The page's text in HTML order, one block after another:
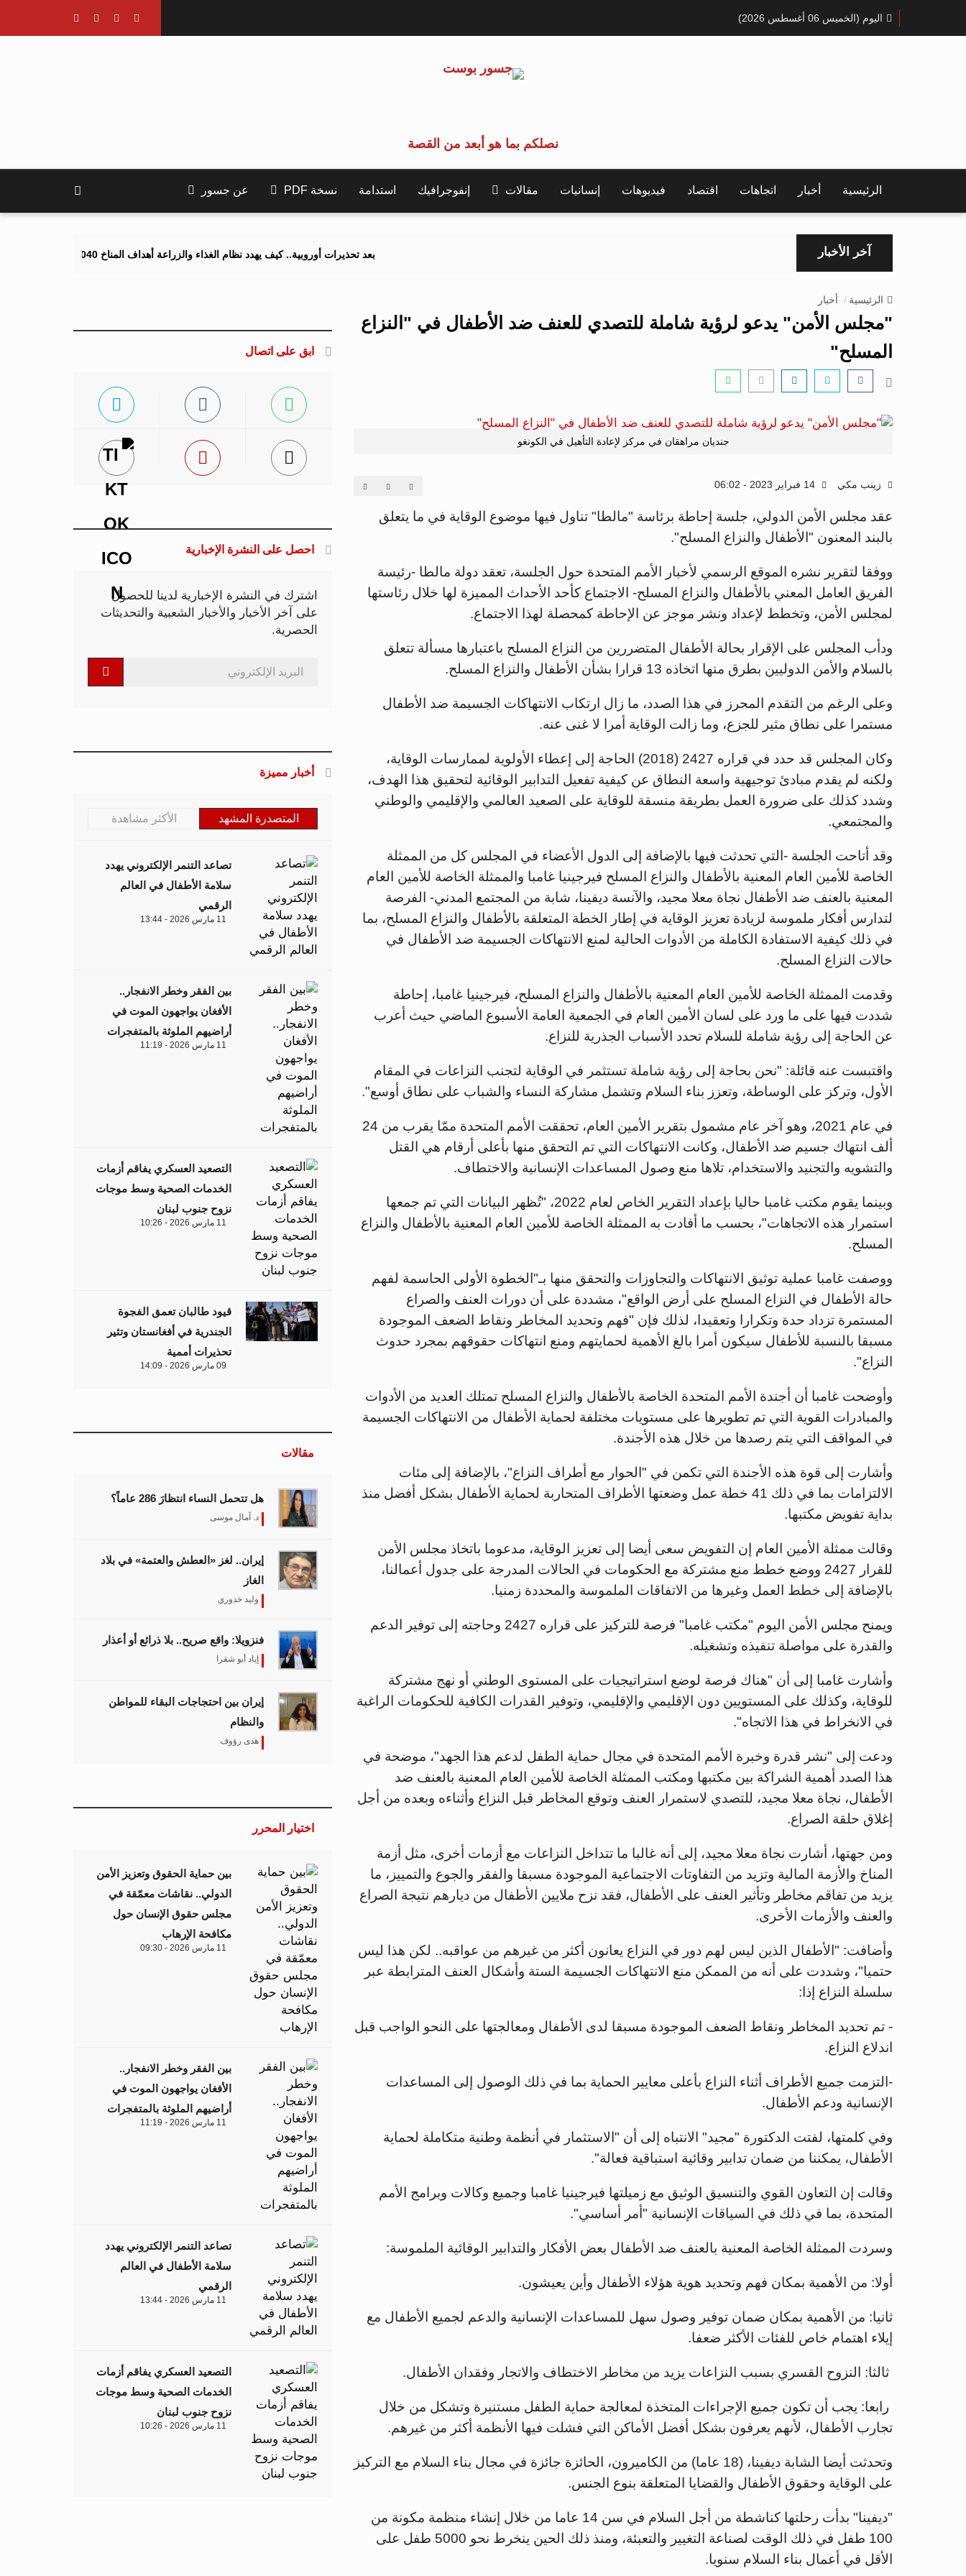
اليوم (الخميس 06 أغسطس 2026)
نصلكم بما هو أبعد من القصة
الرئيسية أخبار اتجاهات اقتصاد فيديوهات إنسانيات مقالات إنفوجرافيك استدامة نسخة PDF عن جسور
آخر الأخبار بعد تحذيرات أوروبية.. كيف يهدد نظام الغذاء والزراعة أهداف المناخ 2040 و2050؟
الرئيسية أخبار
"مجلس الأمن" يدعو لرؤية شاملة للتصدي للعنف ضد الأطفال في "النزاع
المسلح"
جنديان مراهقان في مركز لإعادة التأهيل في الكونغو
زينب مكي
عقد مجلس الأمن الدولي، جلسة إحاطة برئاسة "مالطا" تناول فيها موضوع الوقاية في ما يتعلق
بالبند المعنون "الأطفال والنزاع المسلح".
ووفقا لتقرير نشره الموقع الرسمي لأخبار الأمم المتحدة حول الجلسة، تعقد دولة مالطا -رئيسة
الفريق العامل المعني بالأطفال والنزاع المسلح- الاجتماع كأحد الأحداث المميزة لها خلال رئاستها
لمجلس الأمن، وتخطط لإعداد ونشر موجز عن الإحاطة كمحصلة لهذا الاجتماع.
ودأب المجلس على الإقرار بحالة الأطفال المتضررين من النزاع المسلح باعتبارها مسألة تتعلق
بالسلام والأمن الدوليين بطرق منها اتخاذه 13 قرارا بشأن الأطفال والنزاع المسلح.
وعلى الرغم من التقدم المحرز في هذا الصدد، ما زال ارتكاب الانتهاكات الجسيمة ضد الأطفال
مستمرا على نطاق مثير للجزع، وما زالت الوقاية أمرا لا غنى عنه.
وكان المجلس قد حدد في قراره 2427 (2018) الحاجة إلى إعطاء الأولوية لممارسات الوقاية،
ولكنه لم يقدم مبادئ توجيهية واسعة النطاق عن كيفية تفعيل التدابير الوقائية لتحقيق هذا الهدف،
وشدد كذلك على ضرورة العمل بطريقة منسقة للوقاية على الصعيد العالمي والإقليمي والوطني
والمجتمعي.
وقد أتاحت الجلسة -التي تحدثت فيها بالإضافة إلى الدول الأعضاء في المجلس كل من الممثلة
الخاصة للأمين العام المعنية بالأطفال والنزاع المسلح فيرجينيا غامبا والممثلة الخاصة للأمين العام
المعنية بالعنف ضد الأطفال نجاة معلا مجيد، والآنسة ديفينا، شابة من المجتمع المدني- الفرصة
لتدارس أفكار ملموسة لزيادة تعزيز الوقاية في إطار الخطة المتعلقة بالأطفال والنزاع المسلح، بما
في ذلك كيفية الاستفادة الكاملة من الأدوات الحالية لمنع الانتهاكات الجسيمة ضد الأطفال في
حالات النزاع المسلح.
وقدمت الممثلة الخاصة للأمين العام المعنية بالأطفال والنزاع المسلح، فيرجينيا غامبا، إحاطة
شددت فيها على ما ورد على لسان الأمين العام في الجمعية العامة الأسبوع الماضي حيث أعرب
عن الحاجة إلى رؤية شاملة للسلام تحدد الأسباب الجذرية للنزاع.
واقتبست عنه قائلة: "نحن بحاجة إلى رؤية شاملة تستثمر في الوقاية لتجنب النزاعات في المقام
الأول، وتركز على الوساطة، وتعزز بناء السلام وتشمل مشاركة النساء والشباب على نطاق أوسع".
في عام 2021، وهو آخر عام مشمول بتقرير الأمين العام، تحققت الأمم المتحدة ممّا يقرب من 24
ألف انتهاك جسيم ضد الأطفال، وكانت الانتهاكات التي تم التحقق منها بأعلى أرقام هي القتل
والتشويه والتجنيد والاستخدام، تلاها منع وصول المساعدات الإنسانية والاختطاف.
وبينما يقوم مكتب غامبا حاليا بإعداد التقرير الخاص لعام 2022، "تُظهر البيانات التي تم جمعها
استمرار هذه الاتجاهات"، بحسب ما أفادت به الممثلة الخاصة للأمين العام المعنية بالأطفال والنزاع
المسلح.
ووصفت غامبا عملية توثيق الانتهاكات والتجاوزات والتحقق منها بـ"الخطوة الأولى الحاسمة لفهم
حالة الأطفال في النزاع المسلح على أرض الواقع"، مشددة على أن دورات العنف والصراع
المستمرة تزداد حدة وتكرارا وتعقيدا، لذلك فإن "فهم وتحديد المخاطر ونقاط الضعف الموجودة
مسبقا بالنسبة للأطفال سيكون أمرا بالغ الأهمية لحمايتهم ومنع انتهاكات حقوقهم بمجرد حدوث
النزاع".
وأوضحت غامبا أن أجندة الأمم المتحدة الخاصة بالأطفال والنزاع المسلح تمتلك العديد من الأدوات
والمبادرات القوية التي تم تطويرها على مستويات مختلفة لحماية الأطفال من الانتهاكات الجسيمة
في المواقف التي يتم رصدها من خلال هذه الأجندة.
وأشارت إلى قوة هذه الأجندة التي تكمن في "الحوار مع أطراف النزاع"، بالإضافة إلى مئات
الالتزامات بما في ذلك 41 خطة عمل وضعتها الأطراف المتحاربة لحماية الأطفال بشكل أفضل منذ
بداية تفويض مكتبها.
وقالت ممثلة الأمين العام إن التفويض سعى أيضا إلى تعزيز الوقاية، مدعوما باتخاذ مجلس الأمن
للقرار 2427 ووضع خطط منع مشتركة مع الحكومات في الحالات المدرجة على جدول أعمالنا،
بالإضافة إلى خطط العمل وغيرها من الاتفاقات الملموسة والمحددة زمنيا.
ويمنح مجلس الأمن اليوم "مكتب غامبا" فرصة للتركيز على قراره 2427 وحاجته إلى توفير الدعم
والقدرة على مواصلة تنفيذه وتشغيله.
وأشارت غامبا إلى أن "هناك فرصة لوضع استراتيجيات على المستوى الوطني أو نهج مشتركة
للوقاية، وكذلك على المستويين دون الإقليمي والإقليمي، وتوفير القدرات الكافية للحكومات الراغبة
في الانخراط في هذا الاتجاه".
ودعت إلى "نشر قدرة وخبرة الأمم المتحدة في مجال حماية الطفل لدعم هذا الجهد"، موضحة في
هذا الصدد أهمية الشراكة بين مكتبها ومكتب الممثلة الخاصة للأمين العام المعنية بالعنف ضد
الأطفال، نجاة معلا مجيد، للتصدي لاستمرار العنف وتوقع المخاطر قبل النزاع وأثناءه وبعده من أجل
إغلاق حلقة الصراع.
ومن جهتها، أشارت نجاة معلا مجيد، إلى أنه غالبا ما تتداخل النزاعات مع أزمات أخرى، مثل أزمة
المناخ والأزمة المالية وتزيد من التفاوتات الاجتماعية الموجودة مسبقا والفقر والجوع والتمييز، ما
يزيد من تفاقم مخاطر وتأثير العنف على الأطفال، فقد نزح ملايين الأطفال من ديارهم نتيجة الصراع
والعنف والأزمات الأخرى.
وأضافت: "الأطفال الذين ليس لهم دور في النزاع يعانون أكثر من غيرهم من عواقبه.. لكن هذا ليس
حتميا"، وشددت على أنه من الممكن منع الانتهاكات الجسيمة الستة وأشكال العنف المترابطة عبر
سلسلة النزاع إذا:
- تم تحديد المخاطر ونقاط الضعف الموجودة مسبقا لدى الأطفال ومعالجتها على النحو الواجب قبل
اندلاع النزاع.
-التزمت جميع الأطراف أثناء النزاع بأعلى معايير الحماية بما في ذلك الوصول إلى المساعدات
الإنسانية ودعم الأطفال.
وفي كلمتها، لفتت الدكتورة "مجيد" الانتباه إلى أن "الاستثمار في أنظمة وطنية متكاملة لحماية
الأطفال، يمكننا من ضمان تدابير وقائية استباقية فعالة".
وقالت إن التعاون القوي والتنسيق الوثيق مع زميلتها فيرجينيا غامبا وجميع وكالات وبرامج الأمم
المتحدة، بما في ذلك في السياقات الإنسانية "أمر أساسي".
وسردت الممثلة الخاصة المعنية بالعنف ضد الأطفال بعض الأفكار والتدابير الوقائية الملموسة:
أولا: من الأهمية بمكان فهم وتحديد هوية هؤلاء الأطفال وأين يعيشون.
ثانيا: من الأهمية بمكان ضمان توفير وصول سهل للمساعدات الإنسانية والدعم لجميع الأطفال مع
إيلاء اهتمام خاص للفئات الأكثر ضعفا.
ثالثا: النزوح القسري بسبب النزاعات يزيد من مخاطر الاختطاف والاتجار وفقدان الأطفال.
رابعا: يجب أن تكون جميع الإجراءات المتخذة لمعالجة حماية الطفل مستنيرة وتشكل من خلال
تجارب الأطفال، لأنهم يعرفون بشكل أفضل الأماكن التي فشلت فيها الأنظمة أكثر من غيرهم.
وتحدثت أيضا الشابة ديفينا، (18 عاما) من الكاميرون، الحائزة جائزة في مجال بناء السلام مع التركيز
على الوقاية وحقوق الأطفال والقضايا المتعلقة بنوع الجنس.
"ديفينا" بدأت رحلتها كناشطة من أجل السلام في سن 14 عاما من خلال إنشاء منظمة مكونة من
100 طفل في ذلك الوقت لصناعة التغيير والتعبئة، ومنذ ذلك الحين ينخرط نحو 5000 طفل على
الأقل في أعمال بناء السلام سنويا.
ابق على اتصال
احصل على النشرة الإخبارية
اشترك في النشرة الإخبارية لدينا للحصول
على آخر الأخبار والأخبار الشعبية والتحديثات
الحصرية.
أخبار مميزة
المتصدرة المشهد الأكثر مشاهدة
تصاعد التنمر الإلكتروني يهدد
سلامة الأطفال في العالم
الرقمي
11 مارس 2026 - 13:44
بين الفقر وخطر الانفجار..
الأفغان يواجهون الموت في
أراضيهم الملوثة بالمتفجرات
11 مارس 2026 - 11:19
التصعيد العسكري يفاقم أزمات
الخدمات الصحية وسط موجات
نزوح جنوب لبنان
11 مارس 2026 - 10:26
قيود طالبان تعمق الفجوة
الجندرية في أفغانستان وتثير
تحذيرات أممية
09 مارس 2026 - 14:09
مقالات
هل تتحمل النساء انتظارَ 286 عاماً؟
د. آمال موسى
إيران.. لغز «العطش والعتمة» في بلاد
الغاز
وليد خدوري
فنزويلا: واقع صريح.. بلا ذرائع أو أعذار
إياد أبو شقرا
إيران بين احتجاجات البقاء للمواطن
والنظام
هدى رؤوف
اختيار المحرر
بين حماية الحقوق وتعزيز الأمن
الدولي.. نقاشات معمّقة في
مجلس حقوق الإنسان حول
مكافحة الإرهاب
11 مارس 2026 - 09:30
بين الفقر وخطر الانفجار..
الأفغان يواجهون الموت في
أراضيهم الملوثة بالمتفجرات
11 مارس 2026 - 11:19
تصاعد التنمر الإلكتروني يهدد
سلامة الأطفال في العالم
الرقمي
11 مارس 2026 - 13:44
التصعيد العسكري يفاقم أزمات
الخدمات الصحية وسط موجات
نزوح جنوب لبنان
11 مارس 2026 - 10:26